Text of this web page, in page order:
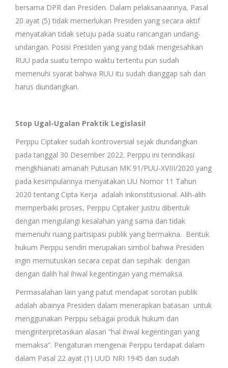
bersama DPR dan Presiden. Dalam pelaksanaannya, Pasal
20 ayat (5) tidak memerlukan Presiden yang secara aktif
menyatakan tidak setuju pada suatu rancangan undang-
undangan. Posisi Presiden yang yang tidak mengesahkan
RUU pada suatu tempo waktu tertentu pun sudah
memenuhi syarat bahwa RUU itu sudah dianggap sah dan
harus diundangkan.
Stop Ugal-Ugalan Praktik Legislasi!
Perppu Ciptaker sudah kontroversial sejak diundangkan
pada tanggal 30 Desember 2022. Perppu ini terindikasi
mengkhianati amanah Putusan MK 91/PUU-XVIII/2020 yang
pada kesimpulannya menyatakan UU Nomor 11 Tahun
2020 tentang Cipta Kerja adalah inkonstitusional. Alih-alih
memperbaiki proses, Perppu Ciptaker justru dibentuk
dengan mengulangi kesalahan yang sama dan tidak
memenuhi ruang partisipasi publik yang bermakna. Bentuk
hukum Perppu sendiri merupakan simbol bahwa Presiden
ingin memutuskan secara cepat dan sepihak dengan
dengan dalih hal ihwal kegentingan yang memaksa.
Permasalahan lain yang patut mendapat sorotan publik
adalah abainya Presiden dalam menerapkan batasan untuk
menggunakan Perppu sebagai produk hukum dan
menginterpretasikan alasan “hal ihwal kegentingan yang
memaksa”. Pengaturan mengenai Perppu terdapat dalam
dalam Pasal 22 ayat (1) UUD NRI 1945 dan sudah